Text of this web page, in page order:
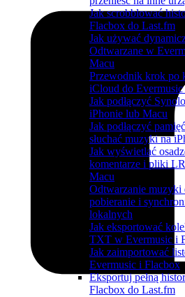
Jak scrobblować
Flacbox do Last.fm
Jak używać
Odtwarzane w
Macu
Przewodnik krok po
iCloud do
Jak podłączyć
iPhonie lub Macu
Jak podłączyć
słuchać muzyki na
Jak wyświetlać
komentarze i pliki
Macu
Odtwarzanie
pobieranie i
lokalnych
Jak eksportować
TXT w Evermusic i
Jak zaimportować
Evermusic i Flacbox
Eksportuj pełną
Flacbox do Last.fm